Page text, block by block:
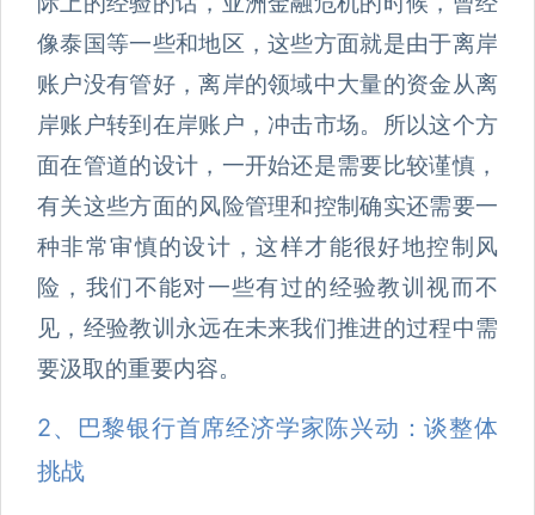
像泰国等一些和地区，这些方面就是由于离岸
账户没有管好，离岸的领域中大量的资金从离
岸账户转到在岸账户，冲击市场。所以这个方
面在管道的设计，一开始还是需要比较谨慎，
有关这些方面的风险管理和控制确实还需要一
种非常审慎的设计，这样才能很好地控制风
险，我们不能对一些有过的经验教训视而不
见，经验教训永远在未来我们推进的过程中需
要汲取的重要内容。
2、巴黎银行首席经济学家陈兴动：谈整体
挑战